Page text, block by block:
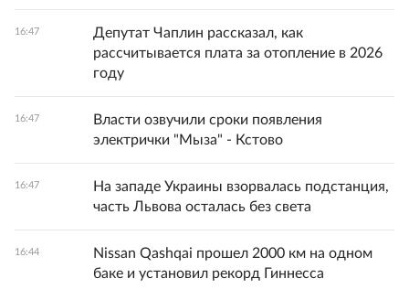
16:47
Депутат Чаплин рассказал, как
рассчитывается плата за отопление в 2026
году
16:47
Власти озвучили сроки появления
электрички "Мыза" - Кстово
16:47
На западе Украины взорвалась подстанция,
часть Львова осталась без света
16:44
Nissan Qashqai прошел 2000 км на одном
баке и установил рекорд Гиннесса